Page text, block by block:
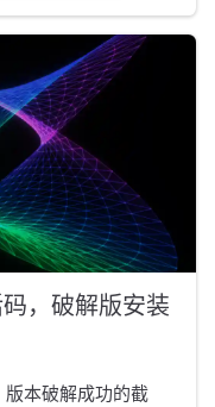
，破解版安装
版本破解成功的截